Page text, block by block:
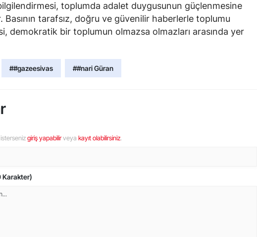
toplumda adalet duygusunun güçlenmesine
Basının tarafsız, doğru ve güvenilir haberlerle toplumu
demokratik bir toplumun olmazsa olmazları arasında yer
##gazeesivas ##nari Güran
giriş yapabilirveya kayıt olabilirsiniz.
Karakter)